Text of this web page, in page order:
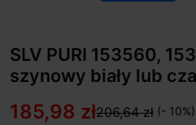
SLV PURI 153560,
szynowy biały lub
185,98 zł206,64 zł (- 10%)